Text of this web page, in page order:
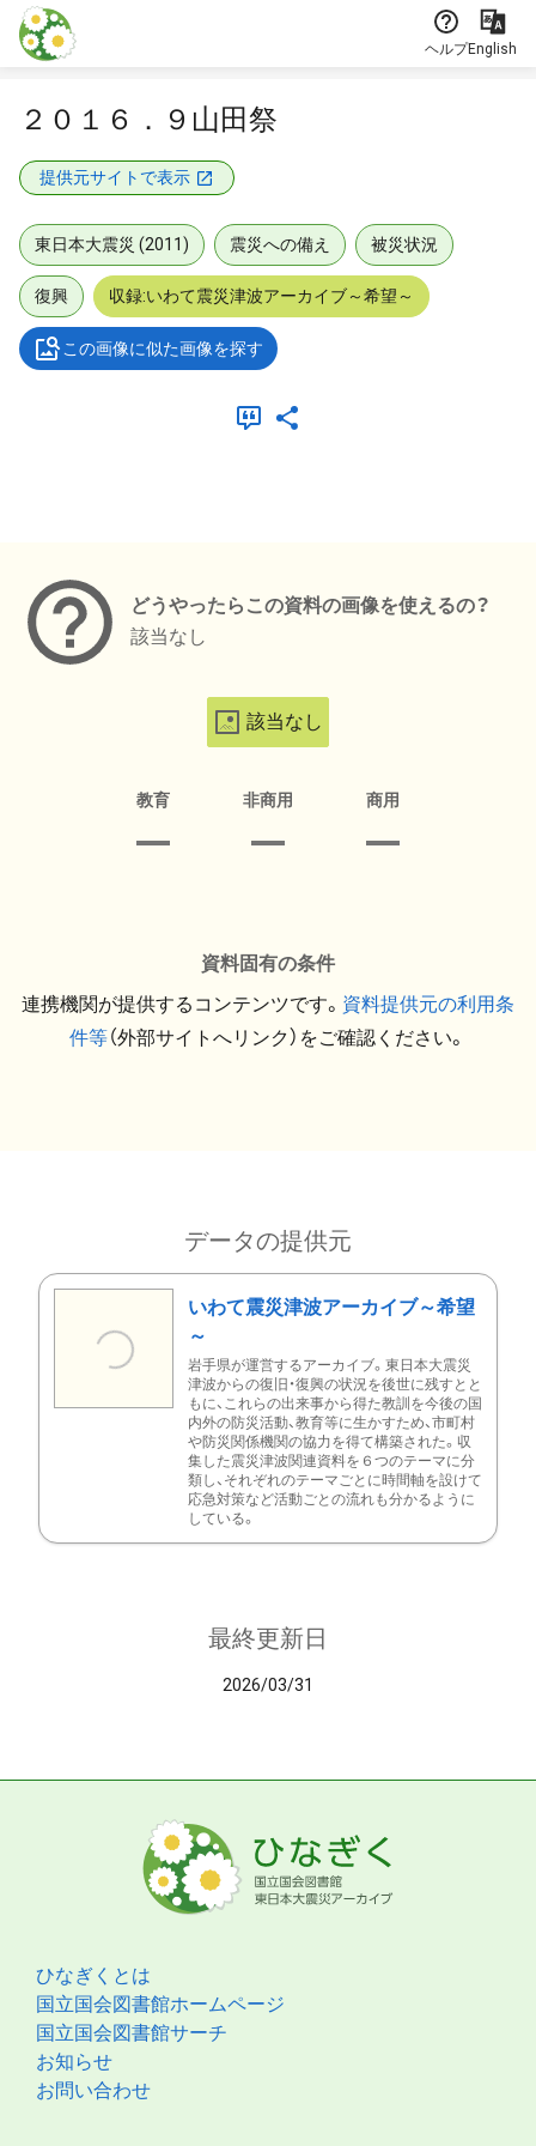
本文に飛ぶ
ヘルプEnglish
２０１６．９山田祭
提供元サイトで表示
東日本大震災 (2011) 震災への備え 被災状況
復興 収録:いわて震災津波アーカイブ～希望～
この画像に似た画像を探す
どうやったらこの資料の画像を使えるの？
該当なし
該当なし
教育 非商用 商用
資料固有の条件
連携機関が提供するコンテンツです。 資料提供元の利用条
件等（外部サイトへリンク）をご確認ください。
データの提供元
いわて震災津波アーカイブ～希望
～
岩手県が運営するアーカイブ。東日本大震災
津波からの復旧・復興の状況を後世に残すとと
もに、これらの出来事から得た教訓を今後の国
内外の防災活動、教育等に生かすため、市町村
や防災関係機関の協力を得て構築された。収
集した震災津波関連資料を６つのテーマに分
類し、それぞれのテーマごとに時間軸を設けて
応急対策など活動ごとの流れも分かるように
している。
最終更新日
2026/03/31
ひなぎくとは
国立国会図書館ホームページ
国立国会図書館サーチ
お知らせ
お問い合わせ